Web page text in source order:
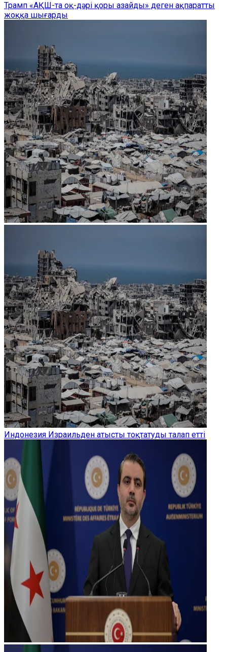
Трамп «АҚШ-та оқ-дәрі қоры азайды» деген ақпаратты
жоққа шығарды
Индонезия Израильден атысты тоқтатуды талап етті